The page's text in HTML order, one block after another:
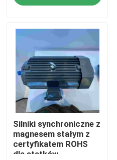
Produkty
Filmy
Silnik elektryczny o
Jednofazowe silniki
Silniki synchroniczne z
magnesem stałym z
certyfikatem ROHS
dla statków